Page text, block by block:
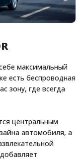
максимальный
есть беспроводная
зону, где всегда
центральным
автомобиля, а